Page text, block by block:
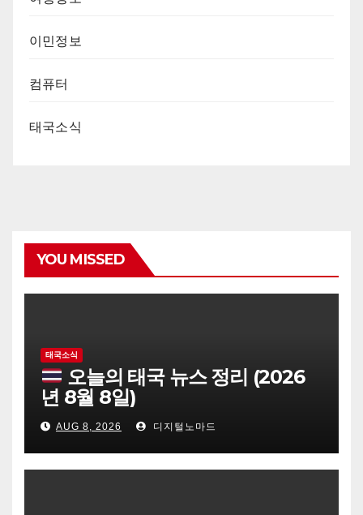
이민정보
컴퓨터
태국소식
YOU MISSED
태국소식
오늘의 태국 뉴스 정리 (2026
년 8월 8일)
AUG 8, 2026 디지털노마드